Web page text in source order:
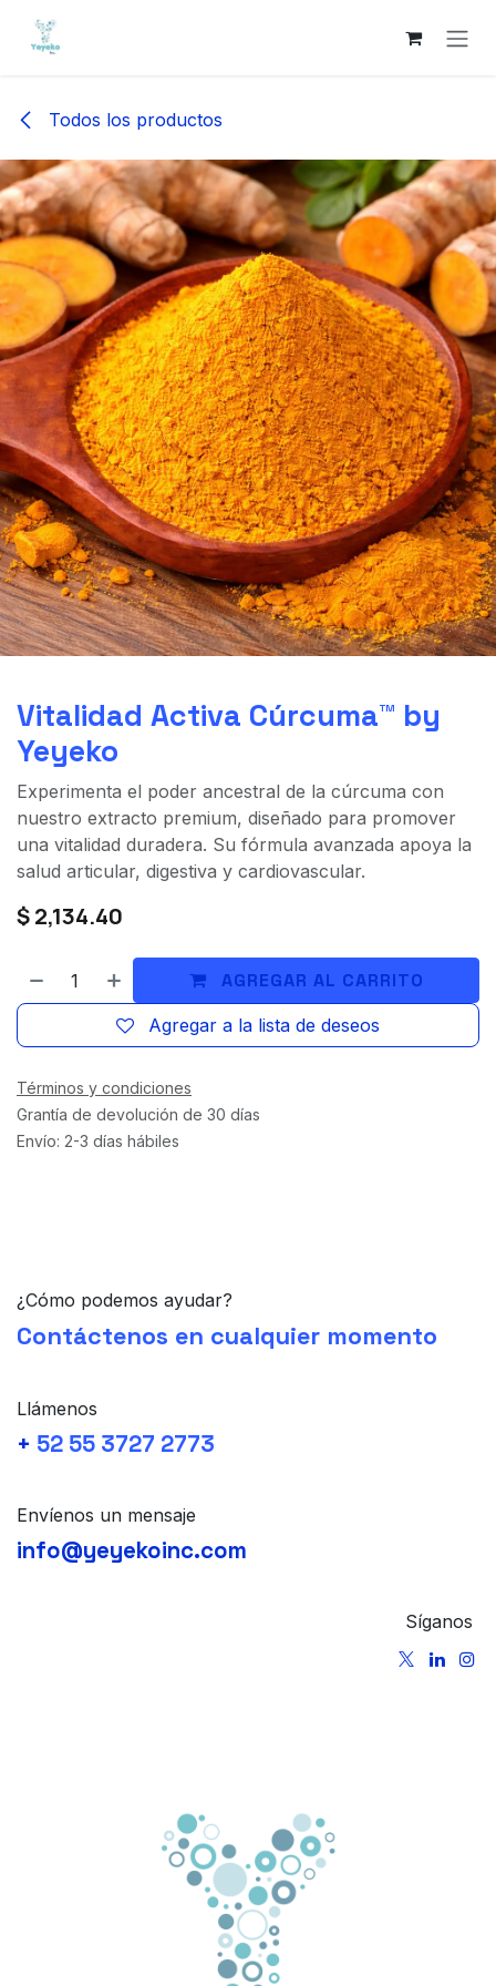
Todos los productos
Vitalidad Activa Cúrcuma™ by
Yeyeko
Experimenta el poder ancestral de la cúrcuma con
nuestro extracto premium, diseñado para promover
una vitalidad duradera. Su fórmula avanzada apoya la
salud articular, digestiva y cardiovascular.
$2,134.40
AGREGAR AL CARRITO
Agregar a la lista de deseos
Términos y condiciones
Grantía de devolución de 30 días
Envío: 2-3 días hábiles
¿Cómo podemos ayudar?
Contáctenos en cualquier momento
Llámenos
+ 52 55 3727 2773
Envíenos un mensaje
info@yeyekoinc.com
Síganos